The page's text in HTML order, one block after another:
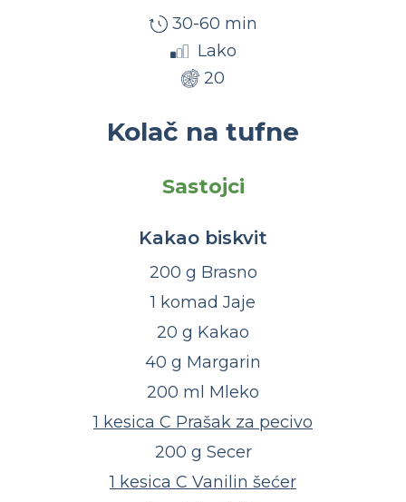
30-60 min
Lako
20
Kolač na tufne
Sastojci
Kakao biskvit
200 g Brasno
1 komad Jaje
20 g Kakao
40 g Margarin
200 ml Mleko
1 kesica C Prašak za pecivo
200 g Secer
1 kesica C Vanilin šećer